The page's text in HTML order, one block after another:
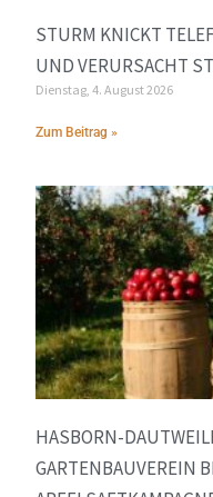
STURM KNICKT
UND VERURSACHT
Dienstag, 4. August 2026
Zum Beitrag »
HASBORN-
GARTENBAUVEREIN